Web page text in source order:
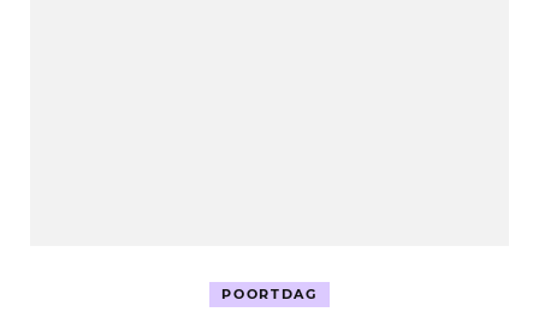
POORTDAG